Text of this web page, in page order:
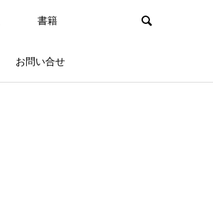
書籍
お問い合せ